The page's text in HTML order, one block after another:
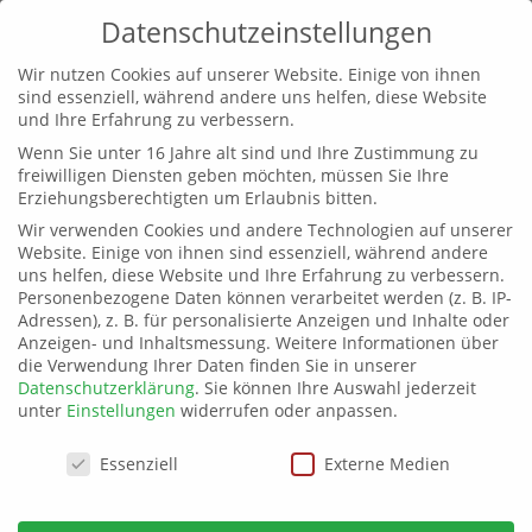
Frauentag in Mecklenburg-Vorpommern
vonlandesvorstandmv|29. März 2023|
Berichterstattung,Familie, Landespolitik
Die neueste Errungenschaft in unserem Bundesland
ist der internationale Frauentag als gesetzlicher
Feiertag. Nun mag es ja sein, dass man als
ehemalige Westdeutsche aus Unkenntnis diese
Einrichtung nicht recht zu wür¬digen weiß. Aber zu
denken gibt es einem schon,...
Stolpern erwünscht!
Datenschutzeinstellungen
Wir nutzen Cookies auf unserer Website. Einige von ihnen
sind essenziell, während andere uns helfen, diese Website
und Ihre Erfahrung zu verbessern.
Wenn Sie unter 16 Jahre alt sind und Ihre Zustimmung zu
freiwilligen Diensten geben möchten, müssen Sie Ihre
Erziehungsberechtigten um Erlaubnis bitten.
Wir verwenden Cookies und andere Technologien auf unserer
Website. Einige von ihnen sind essenziell, während andere
uns helfen, diese Website und Ihre Erfahrung zu verbessern.
Personenbezogene Daten können verarbeitet werden (z. B. IP-
Adressen), z. B. für personalisierte Anzeigen und Inhalte oder
Anzeigen- und Inhaltsmessung. Weitere Informationen über
die Verwendung Ihrer Daten finden Sie in unserer
Datenschutzerklärung. Sie können Ihre Auswahl jederzeit
unter Einstellungen widerrufen oder anpassen.
Datenschutzeinstellungen
Essenziell Externe Medien